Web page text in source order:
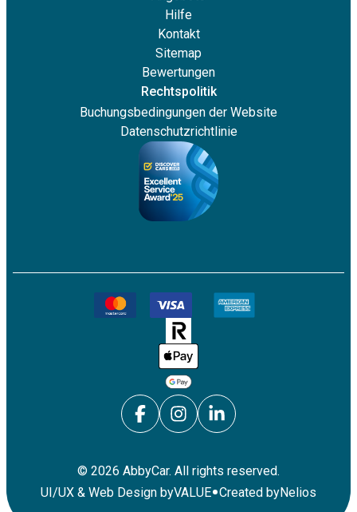
Hilfe
Kontakt
Sitemap
Bewertungen
Rechtspolitik
Buchungsbedingungen der Website
Datenschutzrichtlinie
© 2026 AbbyCar. All rights reserved.
UI/UX & Web Design byVALUE•Created byNelios